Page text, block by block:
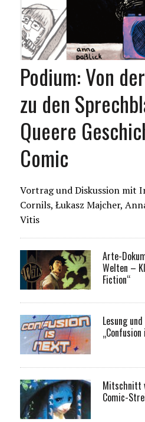
Podium: Von
zu den
Queere
Comic
Vortrag und Diskussion mit
Cornils, Łukasz Majcher,
Vitis
Arte-
Welten –
Fiction“
Lesung
Mitschnitt
Comic-